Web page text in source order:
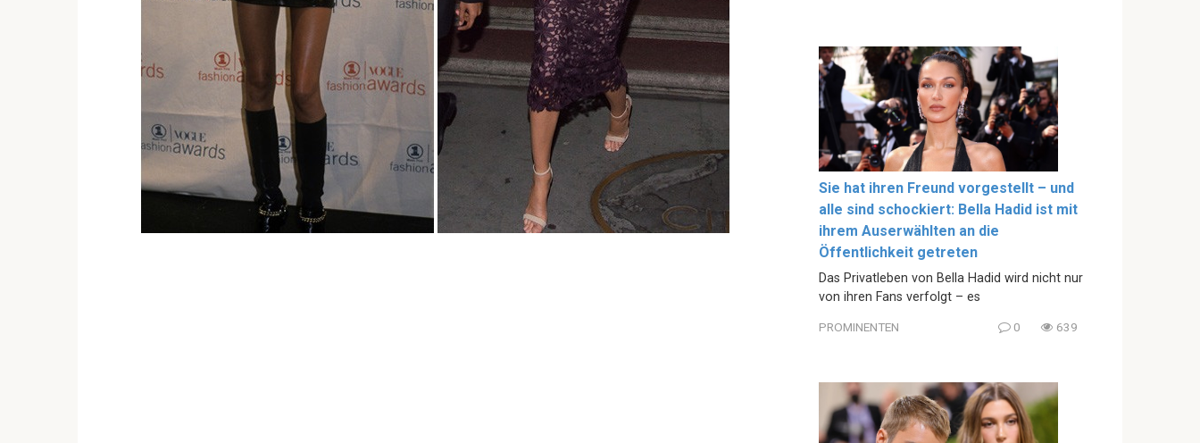
Sie hat ihren Freund vorgestellt – und
alle sind schockiert: Bella Hadid ist mit
ihrem Auserwählten an die
Öffentlichkeit getreten
Das Privatleben von Bella Hadid wird nicht nur
von ihren Fans verfolgt – es
PROMINENTEN 0 639